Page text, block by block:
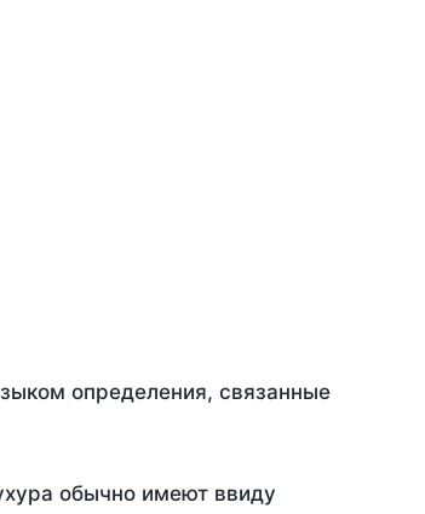
определения, связанные
обычно имеют ввиду